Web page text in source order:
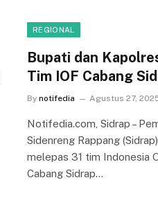
REGIONAL
Bupati dan
Tim IOF Cabang
By notifedia Agustus 27,
Notifedia.com, Sidrap –
Sidenreng Rappang
melepas 31 tim Indonesia
Cabang Sidrap…